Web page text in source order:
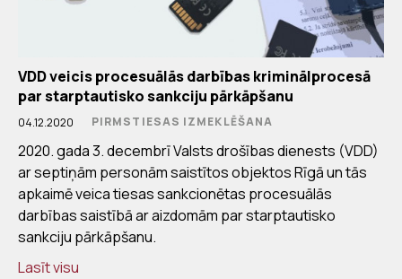
VDD veicis procesuālās darbības kriminālprocesā
par starptautisko sankciju pārkāpšanu
04.12.2020 PIRMSTIESAS IZMEKLĒŠANA
2020. gada 3. decembrī Valsts drošības dienests (VDD)
ar septiņām personām saistītos objektos Rīgā un tās
apkaimē veica tiesas sankcionētas procesuālās
darbības saistībā ar aizdomām par starptautisko
sankciju pārkāpšanu.
Lasīt visu